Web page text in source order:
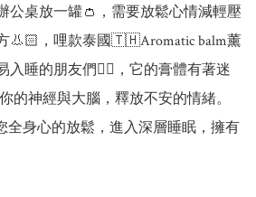
公桌放一罐👛，需要放鬆心情減輕壓
👃🏻，哩款泰國🇹🇭Aromatic balm薰
入睡的朋友們👯‍♀️，它的膏體有著迷
的神經與大腦，釋放不安的情緒。
身心的放鬆，進入深層睡眠，擁有